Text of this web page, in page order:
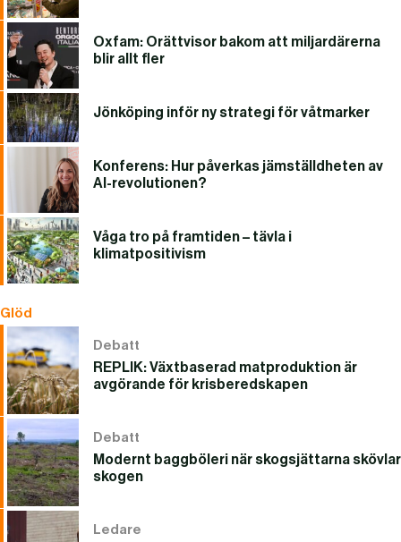
Oxfam: Orättvisor bakom att miljardärerna
blir allt fler
Jönköping inför ny strategi för våtmarker
Konferens: Hur påverkas jämställdheten av
AI-revolutionen?
Våga tro på framtiden – tävla i
klimatpositivism
Glöd
Debatt
REPLIK: Växtbaserad matproduktion är
avgörande för krisberedskapen
Debatt
Modernt baggböleri när skogsjättarna skövlar
skogen
Ledare